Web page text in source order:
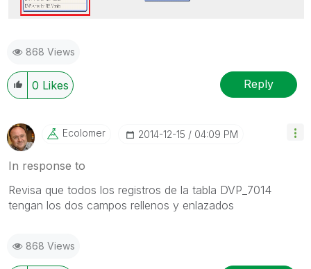
868 Views
0 Likes Reply
Ecolomer ‎2014-12-15 04:09 PM
In response to
Revisa que todos los registros de la tabla DVP_7014
tengan los dos campos rellenos y enlazados
868 Views